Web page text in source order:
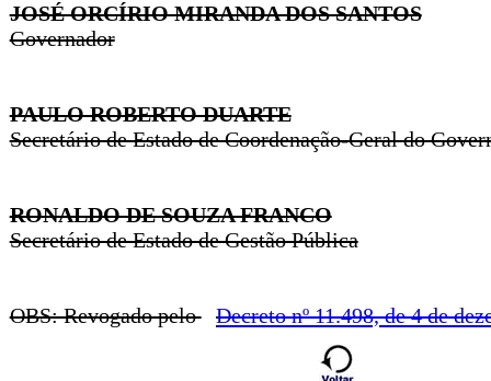
JOSÉ ORCÍRIO MIRANDA DOS SANTOS
Governador
PAULO ROBERTO DUARTE
Secretário de Estado de Coordenação-Geral do
RONALDO DE SOUZA FRANCO
Secretário de Estado de Gestão Pública
OBS: Revogado pelo Decreto nº 11.498, de 4 de